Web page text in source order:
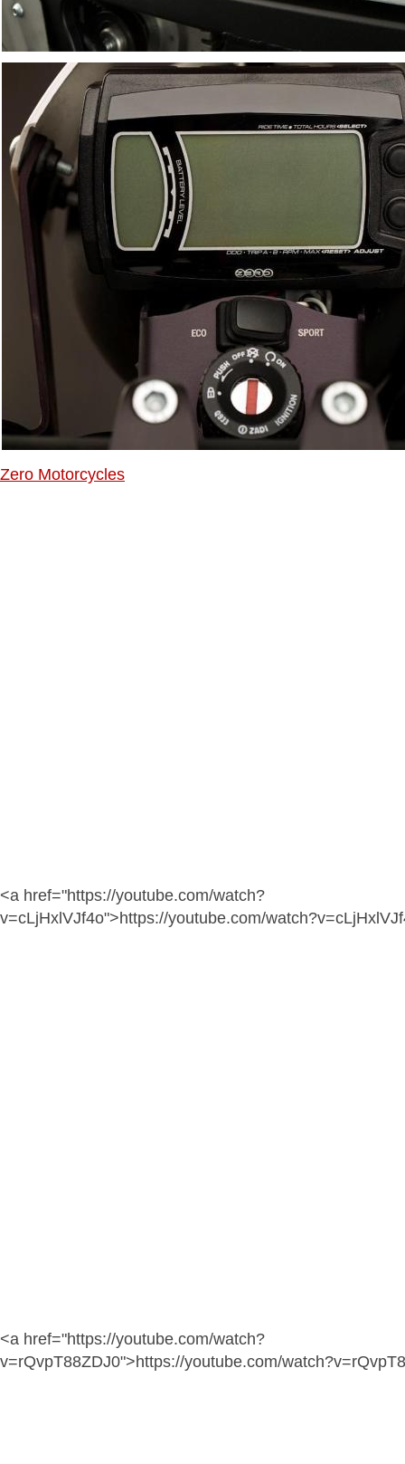
Zero Motorcycles
<a href="https://youtube.com/watch?
v=cLjHxlVJf4o">https://youtube.com/
<a href="https://youtube.com/watch?
v=rQvpT88ZDJ0">https://youtube.com/